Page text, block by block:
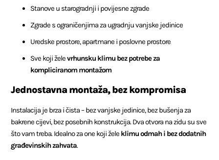
Stanove u starogradnji i povijesne zgrade
Zgrade s ograničenjima za ugradnju vanjske jedinice
Uredske prostore, apartmane i poslovne prostore
Sve koji želevrhunsku klimu bez potrebe za
kompliciranom montažom
Jednostavna montaža, bez kompromisa
Instalacija je brza i čista – bez vanjske jedinice, bez bušenja za
bakrene cijevi, bez posebnih konstrukcija. Dva otvora na zidu su sve
što vam treba. Idealno za one koji žele klimu odmah i bez dodatnih
građevinskih zahvata.